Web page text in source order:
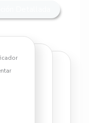
y
para brindar